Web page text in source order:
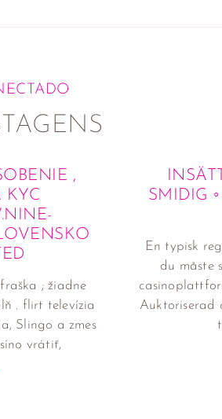
,
KYC
; žiadne
. flirt televízia
Slingo a zmes
vrátiť,
SMIDIG
En typisk
du måste
Auktoriserad